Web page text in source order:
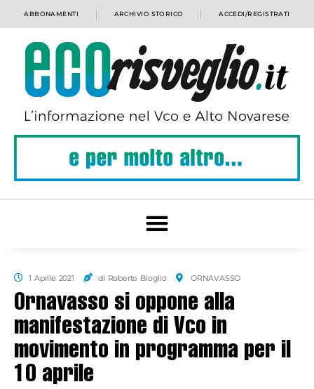
ABBONAMENTI ARCHIVIO STORICO ACCEDI/REGISTRATI
1 Aprile 2021 di Roberto Bioglio ORNAVASSO
Ornavasso si oppone alla
manifestazione di Vco in
movimento in programma per il
10 aprile